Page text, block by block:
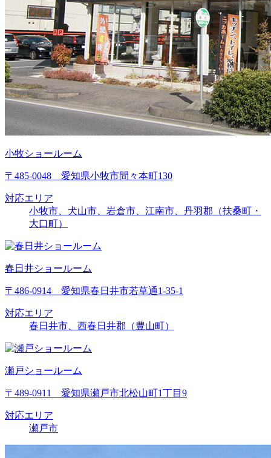
小牧ショールーム
〒485-0048 愛知県小牧市間々本町130
対応エリア
小牧市、犬山市、岩倉市、江南市、丹羽郡（扶桑町・
大口町）
春日井ショールーム
〒486-0914 愛知県春日井市若草通1-35-1
対応エリア
春日井市、西春日井郡（豊山町）
瀬戸ショールーム
〒489-0911 愛知県瀬戸市北松山町1丁目9
対応エリア
瀬戸市